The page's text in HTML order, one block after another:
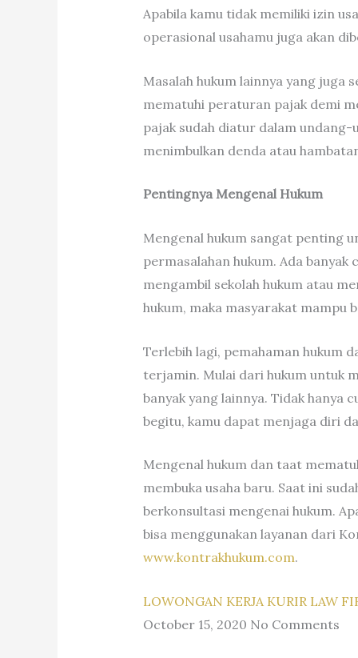
Apabila kamu tidak memiliki izin
operasional usahamu juga akan
Masalah hukum lainnya yang juga
mematuhi peraturan pajak demi
pajak sudah diatur dalam
menimbulkan denda atau
Pentingnya Mengenal Hukum
Mengenal hukum sangat penting
permasalahan hukum. Ada
mengambil sekolah hukum atau
hukum, maka masyarakat mampu
Terlebih lagi, pemahaman hukum
terjamin. Mulai dari hukum untuk
banyak yang lainnya. Tidak hanya
begitu, kamu dapat menjaga diri
Mengenal hukum dan taat
membuka usaha baru. Saat ini
berkonsultasi mengenai hukum.
bisa menggunakan layanan dari
www.kontrakhukum.com.
LOWONGAN KERJA KURIR LAW
October 15, 2020 No Comments